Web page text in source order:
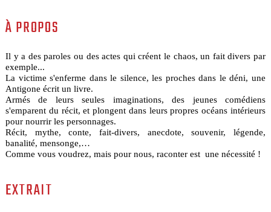
À PROPOS
Il y a des paroles ou des actes qui créent le chaos, un fait divers par
exemple...
La victime s'enferme dans le silence, les proches dans le déni, une
Antigone écrit un livre.
Armés de leurs seules imaginations, des jeunes comédiens
s'emparent du récit, et plongent dans leurs propres océans intérieurs
pour nourrir les personnages.
Récit, mythe, conte, fait-divers, anecdote, souvenir, légende,
banalité, mensonge,…
Comme vous voudrez, mais pour nous, raconter est une nécessité !
EXTRAIT